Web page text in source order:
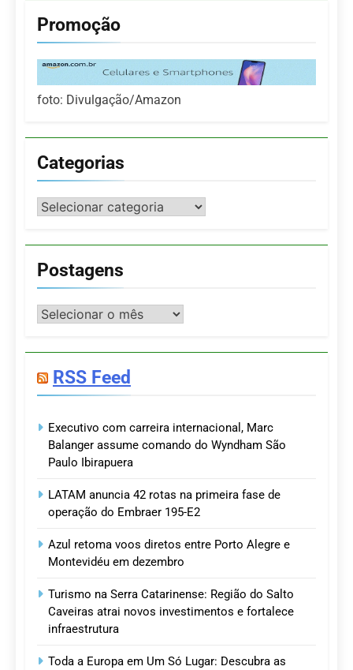
Promoção
foto: Divulgação/Amazon
Categorias
Categorias
Postagens
Postagens
RSS Feed
Executivo com carreira internacional, Marc
Balanger assume comando do Wyndham São
Paulo Ibirapuera
LATAM anuncia 42 rotas na primeira fase de
operação do Embraer 195-E2
Azul retoma voos diretos entre Porto Alegre e
Montevidéu em dezembro
Turismo na Serra Catarinense: Região do Salto
Caveiras atrai novos investimentos e fortalece
infraestrutura
Toda a Europa em Um Só Lugar: Descubra as